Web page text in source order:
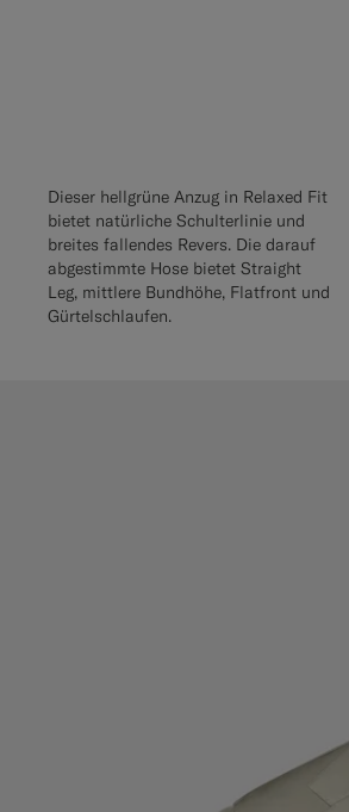
Dieser hellgrüne Anzug in Relaxed Fit
bietet natürliche Schulterlinie und
breites fallendes Revers. Die darauf
abgestimmte Hose bietet Straight
Leg, mittlere Bundhöhe, Flatfront und
Gürtelschlaufen.